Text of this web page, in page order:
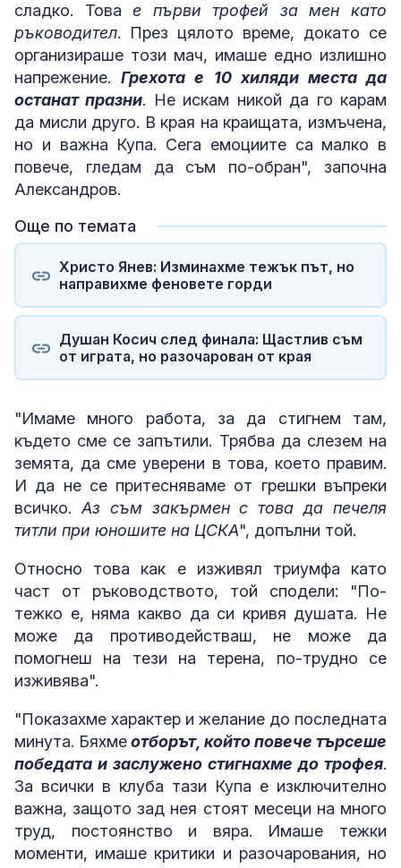
сладко. Товае първи трофей за мен като
ръководител. През цялото време, докато се
организираше този мач, имаше едно излишно
напрежение.Грехота е 10 хиляди места да
останат празни. Не искам никой да го карам
да мисли друго. В края на краищата, измъчена,
но и важна Купа. Сега емоциите са малко в
повече, гледам да съм по-обран", започна
Александров.
Още по темата
Христо Янев: Изминахме тежък път, но
направихме феновете горди
Душан Косич след финала: Щастлив съм
от играта, но разочарован от края
"Имаме много работа, за да стигнем там,
където сме се запътили. Трябва да слезем на
земята, да сме уверени в това, което правим.
И да не се притесняваме от грешки въпреки
всичко. Аз съм закърмен с това да печеля
титли при юношите на ЦСКА", допълни той.
Относно това как е изживял триумфа като
част от ръководството, той сподели: "По-
тежко е, няма какво да си кривя душата. Не
може да противодействаш, не може да
помогнеш на тези на терена, по-трудно се
изживява".
"Показахме характер и желание до последната
минута. Бяхмеотборът, който повече търсеше
победата и заслужено стигнахме до трофея.
За всички в клуба тази Купа е изключително
важна, защото зад нея стоят месеци на много
труд, постоянство и вяра. Имаше тежки
моменти, имаше критики и разочарования, но